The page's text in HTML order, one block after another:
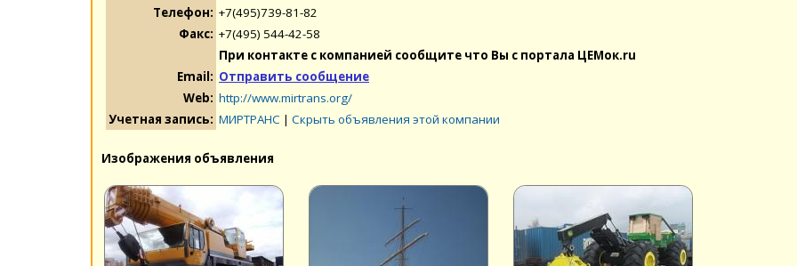
Телефон: +7(495)739-81-82
Факс: +7(495) 544-42-58
При контакте с компанией сообщите что Вы с портала ЦЕМок.ru
Email: Отправить сообщение
Web: http://www.mirtrans.org/
Учетная запись: МИРТРАНС | Скрыть объявления этой компании
Изображения объявления